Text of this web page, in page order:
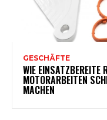
GESCHÄFTE
WIE EINSATZBEREITE
MOTORARBEITEN
MACHEN